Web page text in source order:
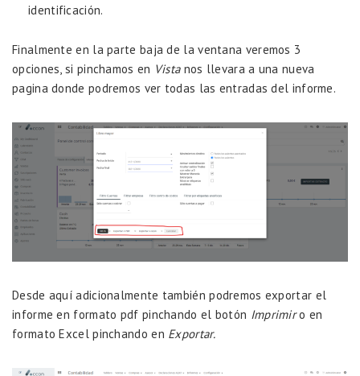
identificación.
Finalmente en la parte baja de la ventana veremos 3
opciones, si pinchamos en Vistanos llevara a una nueva
pagina donde podremos ver todas las entradas del informe.
Desde aquí adicionalmente también podremos exportar el
informe en formato pdf pinchando el botón Imprimiro en
formato Excel pinchando en Exportar.